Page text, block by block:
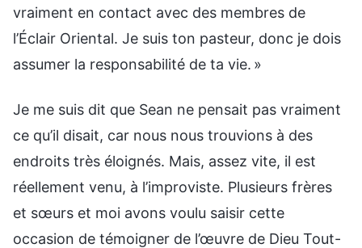
vraiment en contact avec des membres de
l’Éclair Oriental. Je suis ton pasteur, donc je dois
assumer la responsabilité de ta vie. »
Je me suis dit que Sean ne pensait pas vraiment
ce qu’il disait, car nous nous trouvions à des
endroits très éloignés. Mais, assez vite, il est
réellement venu, à l’improviste. Plusieurs frères
et sœurs et moi avons voulu saisir cette
occasion de témoigner de l’œuvre de Dieu Tout-